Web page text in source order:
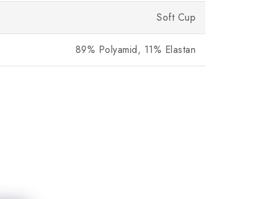
Soft Cup
89% Polyamid, 11% Elastan